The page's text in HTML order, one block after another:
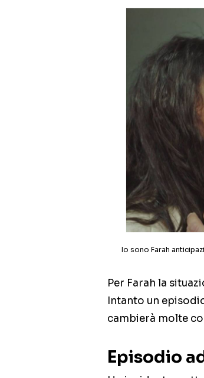
Io sono Farah
Per Farah la
Intanto un
cambierà molte
Episodio